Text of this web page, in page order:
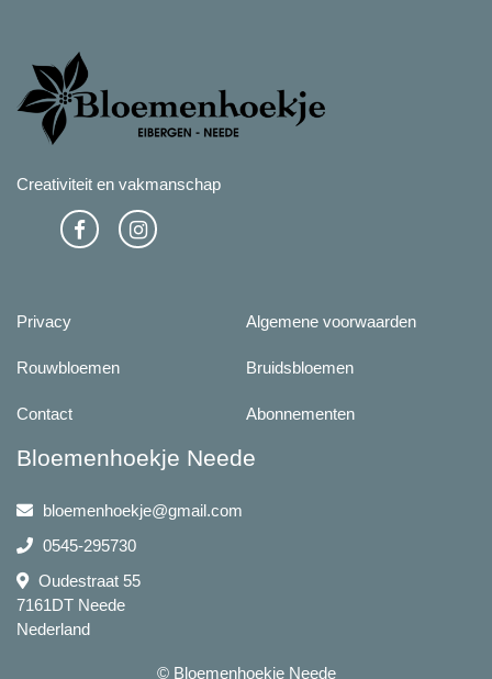
Creativiteit en vakmanschap
Privacy Algemene voorwaarden
Rouwbloemen Bruidsbloemen
Contact Abonnementen
Bloemenhoekje Neede
bloemenhoekje@gmail.com
0545-295730
Oudestraat 55
7161DT Neede
Nederland
© Bloemenhoekje Neede